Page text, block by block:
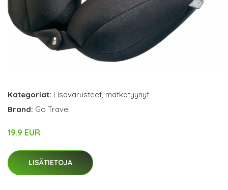
Kategoriat: Lisävarusteet, matkatyynyt
Brand: Go Travel
19.9 EUR
LISÄTIETOJA